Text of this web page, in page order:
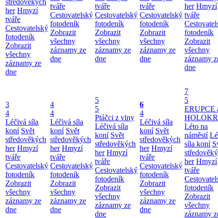
středověkých
her Hmyzí
tváře
Cestovatelský
fotodeník
Zobrazit
všechny
záznamy ze
dne
tváře
Cestovatelský
fotodeník
Zobrazit
všechny
záznamy ze
dne
tváře
Cestovatelský
fotodeník
Zobrazit
všechny
záznamy ze
dne
tváře
Cestovatelský
fotodeník
Zobrazit
všechny
záznamy ze
dne
her Hmyzí
tváře
fotodeník
Zobrazit
všechny
záznamy
dne
3
4
Léčivá síla
koní Svět
středověkých
her Hmyzí
tváře
Cestovatelský
fotodeník
Zobrazit
všechny
záznamy ze
dne
4
4
Léčivá síla
koní Svět
středověkých
her Hmyzí
tváře
Cestovatelský
fotodeník
Zobrazit
všechny
záznamy ze
dne
5
5
Ptáčci z vlny
Léčivá síla
koní Svět
středověkých
her Hmyzí
tváře
Cestovatelský
fotodeník
Zobrazit
všechny
záznamy ze
dne
6
4
Léčivá síla
koní Svět
středověkých
her Hmyzí
tváře
Cestovatelský
fotodeník
Zobrazit
všechny
záznamy ze
dne
7
5
ERUPCE
Léto na
náměstí
síla koní
her Hmyzí
tváře
fotodeník
Zobrazit
všechny
záznamy